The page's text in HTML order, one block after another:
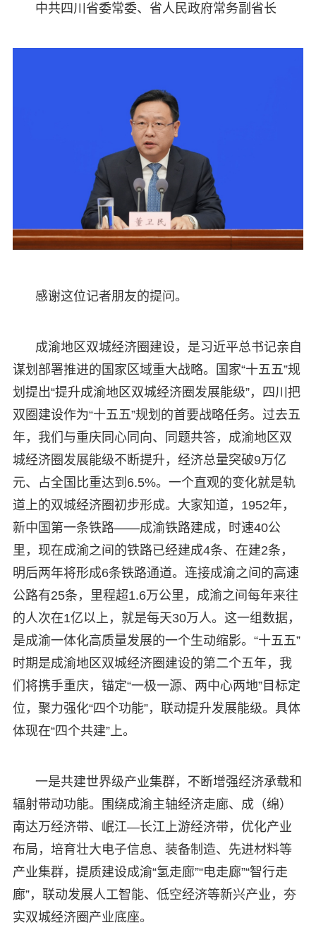
中共四川省委常委、省人民政府常务副省长
感谢这位记者朋友的提问。
成渝地区双城经济圈建设，是习近平总书记亲自
谋划部署推进的国家区域重大战略。国家“十五五”规
划提出“提升成渝地区双城经济圈发展能级”，四川把
双圈建设作为“十五五”规划的首要战略任务。过去五
年，我们与重庆同心同向、同题共答，成渝地区双
城经济圈发展能级不断提升，经济总量突破9万亿
元、占全国比重达到6.5%。一个直观的变化就是轨
道上的双城经济圈初步形成。大家知道，1952年，
新中国第一条铁路——成渝铁路建成，时速40公
里，现在成渝之间的铁路已经建成4条、在建2条，
明后两年将形成6条铁路通道。连接成渝之间的高速
公路有25条，里程超1.6万公里，成渝之间每年来往
的人次在1亿以上，就是每天30万人。这一组数据，
是成渝一体化高质量发展的一个生动缩影。“十五五”
时期是成渝地区双城经济圈建设的第二个五年，我
们将携手重庆，锚定“一极一源、两中心两地”目标定
位，聚力强化“四个功能”，联动提升发展能级。具体
体现在“四个共建”上。
一是共建世界级产业集群，不断增强经济承载和
辐射带动功能。围绕成渝主轴经济走廊、成（绵）
南达万经济带、岷江—长江上游经济带，优化产业
布局，培育壮大电子信息、装备制造、先进材料等
产业集群，提质建设成渝“氢走廊”“电走廊”“智行走
廊”，联动发展人工智能、低空经济等新兴产业，夯
实双城经济圈产业底座。